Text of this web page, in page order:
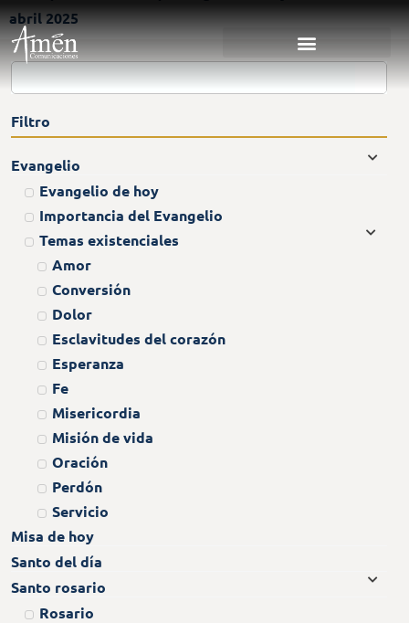
abril 2025
Filtro
Evangelio
Evangelio de hoy
Importancia del Evangelio
Temas existenciales
Amor
Conversión
Dolor
Esclavitudes del corazón
Esperanza
Fe
Misericordia
Misión de vida
Oración
Perdón
Servicio
Misa de hoy
Santo del día
Santo rosario
Rosario